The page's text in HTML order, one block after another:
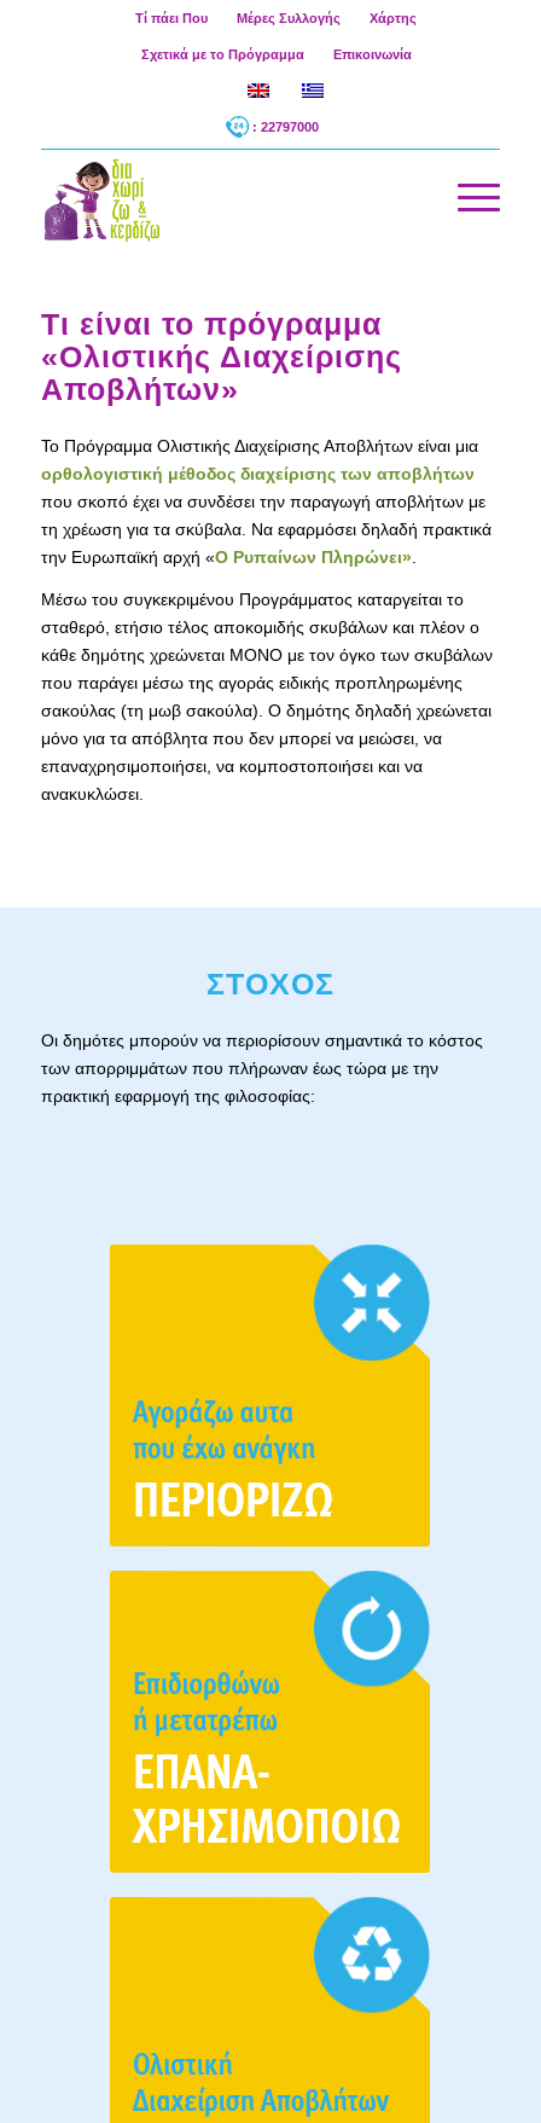
Τί πάει Που Μέρες Συλλογής Χάρτης
Σχετικά με το Πρόγραμμα Επικοινωνία
: 22797000
Τι είναι το πρόγραμμα
«Ολιστικής Διαχείρισης
Αποβλήτων»
Το Πρόγραμμα Ολιστικής Διαχείρισης Αποβλήτων είναι μια
ορθολογιστική μέθοδος διαχείρισης των αποβλήτων
που σκοπό έχει να συνδέσει την παραγωγή αποβλήτων με
τη χρέωση για τα σκύβαλα. Να εφαρμόσει δηλαδή πρακτικά
την Ευρωπαϊκή αρχή «Ο Ρυπαίνων Πληρώνει».
Μέσω του συγκεκριμένου Προγράμματος καταργείται το
σταθερό, ετήσιο τέλος αποκομιδής σκυβάλων και πλέον ο
κάθε δημότης χρεώνεται ΜΟΝΟ με τον όγκο των σκυβάλων
που παράγει μέσω της αγοράς ειδικής προπληρωμένης
σακούλας (τη μωβ σακούλα). Ο δημότης δηλαδή χρεώνεται
μόνο για τα απόβλητα που δεν μπορεί να μειώσει, να
επαναχρησιμοποιήσει, να κομποστοποιήσει και να
ανακυκλώσει.
ΣΤΟΧΟΣ
Οι δημότες μπορούν να περιορίσουν σημαντικά το κόστος
των απορριμμάτων που πλήρωναν έως τώρα με την
πρακτική εφαρμογή της φιλοσοφίας: